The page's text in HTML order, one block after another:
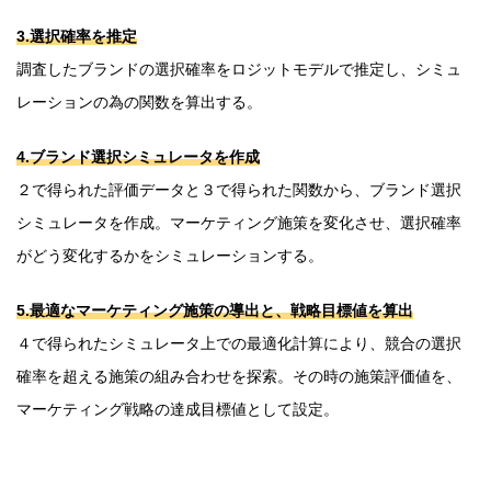
3.選択確率を推定
調査したブランドの選択確率をロジットモデルで推定し、シミュ
レーションの為の関数を算出する。
4.ブランド選択シミュレータを作成
２で得られた評価データと３で得られた関数から、ブランド選択
シミュレータを作成。マーケティング施策を変化させ、選択確率
がどう変化するかをシミュレーションする。
5.最適なマーケティング施策の導出と、戦略目標値を算出
４で得られたシミュレータ上での最適化計算により、競合の選択
確率を超える施策の組み合わせを探索。その時の施策評価値を、
マーケティング戦略の達成目標値として設定。